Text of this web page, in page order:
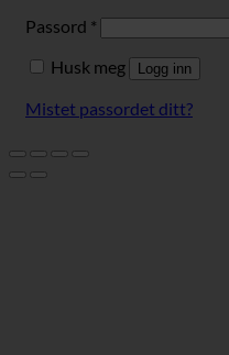
Passord * Påkrevd
Husk meg
Logg inn
Mistet passordet ditt?